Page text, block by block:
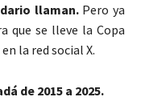
llaman.Pero ya
que se lleve la Copa
la red social X.
de 2015 a 2025.